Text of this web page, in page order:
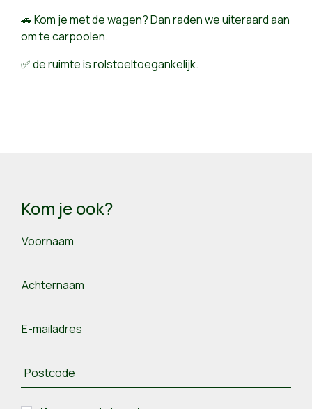
🚗 Kom je met de wagen? Dan raden we uiteraard aan
om te carpoolen.
✅ de ruimte is rolstoeltoegankelijk.
Kom je ook?
Voornaam
Achternaam
E-mailadres
Postcode